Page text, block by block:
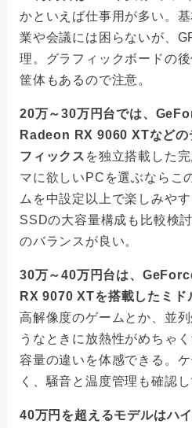
かといえば仕事用が多い。
業や会議には困らないが、
理。グラフィックボードの
筐体もあるので注意。
20万～30万円台では、
Radeon RX 9060 XTなどの
フィックス を独立搭載した
マに欲しいPCを選ぶならこ
ムを中設定以上で楽しみや
SSDの大容量構成も比較検
のバランスが良い。
30万～40万円台は、
RX 9070 XTを搭載したミド
高解像度のゲームとか、並
うなときに放熱性がめちゃ
容量の違いを体感できる。
く、騒音と温度管理も確認し
40万円を超えるモデルはハ